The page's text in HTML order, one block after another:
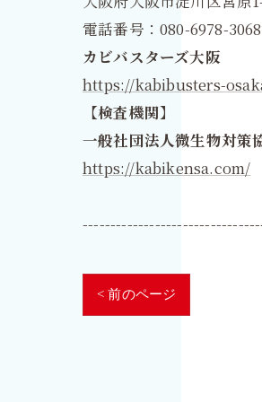
電話番号：080-6978-3068
カビバスターズ大阪
https://kabibusters-
【検査機関】
一般社団法人微生物対策
https://kabikensa.com/
< 前のページ